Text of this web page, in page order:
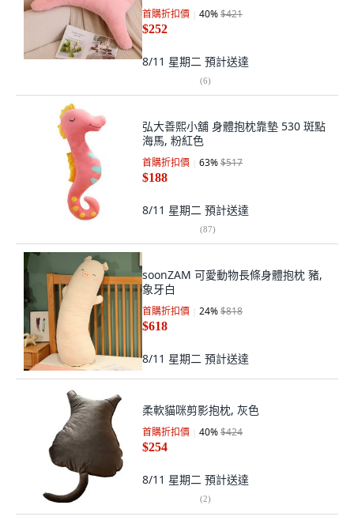
首購折扣價 40%$421
$252
8/11 星期二 預計送達
(6)
弘大善熙小舖 身體抱枕靠墊 530 斑點
海馬, 粉紅色
首購折扣價 63%$517
$188
8/11 星期二 預計送達
(87)
soonZAM 可愛動物長條身體抱枕 豬,
象牙白
首購折扣價 24%$818
$618
8/11 星期二 預計送達
柔軟貓咪剪影抱枕, 灰色
首購折扣價 40%$424
$254
8/11 星期二 預計送達
(2)